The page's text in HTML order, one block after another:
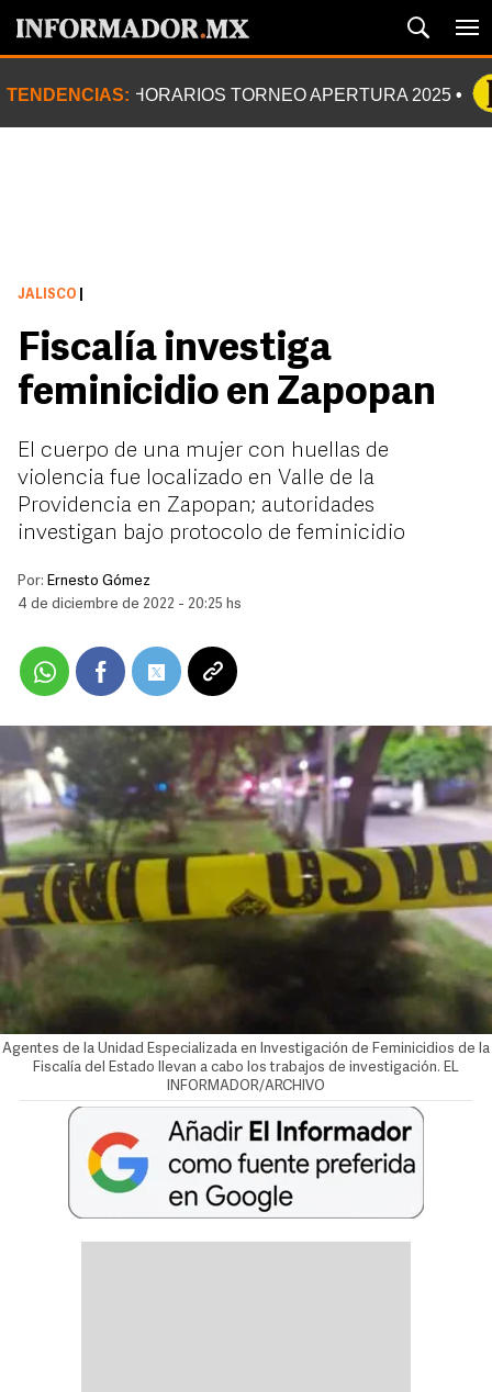
TENDENCIAS: HORARIOS TORNEO APERTURA 2025
JALISCO
Fiscalía investiga
feminicidio en Zapopan
El cuerpo de una mujer con huellas de
violencia fue localizado en Valle de la
Providencia en Zapopan; autoridades
investigan bajo protocolo de feminicidio
Por: Ernesto Gómez
4 de diciembre de 2022 - 20:25 hs
Agentes de la Unidad Especializada en Investigación de Feminicidios de la
Fiscalía del Estado llevan a cabo los trabajos de investigación. EL
INFORMADOR/ARCHIVO